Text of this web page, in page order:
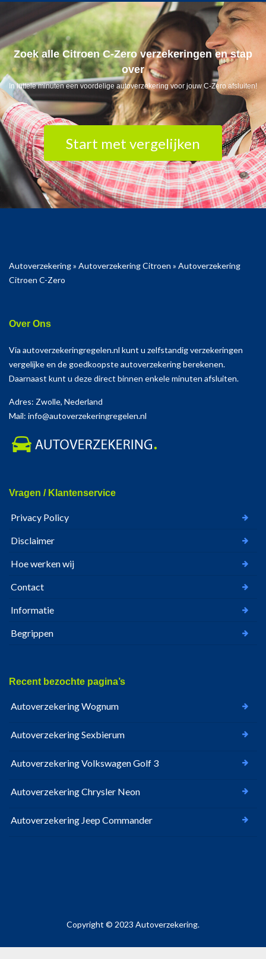
Zoek alle Citroen C-Zero verzekeringen en stap
over
In luttele minuten een voordelige autoverzekering voor jouw C-Zero afsluiten!
Start met vergelijken
Autoverzekering» Autoverzekering Citroen » Autoverzekering
Citroen C-Zero
Over Ons
Via autoverzekeringregelen.nl kunt u zelfstandig verzekeringen
vergelijke en de goedkoopste autoverzekering berekenen.
Daarnaast kunt u deze direct binnen enkele minuten afsluiten.
Adres: Zwolle, Nederland
Mail: info@autoverzekeringregelen.nl
Vragen / Klantenservice
Privacy Policy
Disclaimer
Hoe werken wij
Contact
Informatie
Begrippen
Recent bezochte pagina’s
Autoverzekering Wognum
Autoverzekering Sexbierum
Autoverzekering Volkswagen Golf 3
Autoverzekering Chrysler Neon
Autoverzekering Jeep Commander
Copyright © 2023 Autoverzekering.